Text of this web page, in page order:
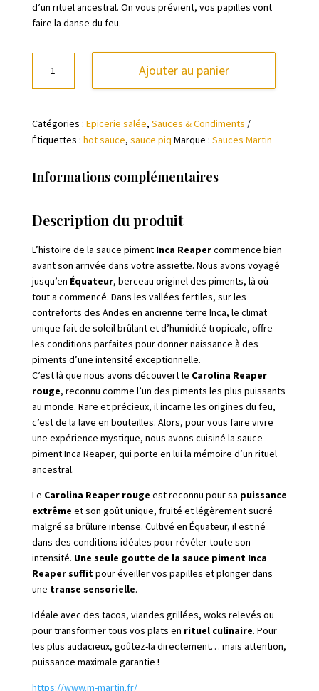
d’un rituel ancestral. On vous prévient, vos papilles vont
faire la danse du feu.
Sauce
Piment
-
Inca
11/12
Ajouter au panier
Catégories : Epicerie salée, Sauces & Condiments
Étiquettes : hot sauce, sauce piq Marque : Sauces Martin
Informations complémentaires
Description du produit
L’histoire de la sauce piment Inca Reapercommence bien
avant son arrivée dans votre assiette. Nous avons voyagé
jusqu’en Équateur, berceau originel des piments, là où
tout a commencé. Dans les vallées fertiles, sur les
contreforts des Andes en ancienne terre Inca, le climat
unique fait de soleil brûlant et d’humidité tropicale, offre
les conditions parfaites pour donner naissance à des
piments d’une intensité exceptionnelle.
C’est là que nous avons découvert le Carolina Reaper
rouge, reconnu comme l’un des piments les plus puissants
au monde. Rare et précieux, il incarne les origines du feu,
c’est de la lave en bouteilles. Alors, pour vous faire vivre
une expérience mystique, nous avons cuisiné la sauce
piment Inca Reaper, qui porte en lui la mémoire d’un rituel
ancestral.
Le Carolina Reaper rouge est reconnu pour sa puissance
extrême et son goût unique, fruité et légèrement sucré
malgré sa brûlure intense. Cultivé en Équateur, il est né
dans des conditions idéales pour révéler toute son
intensité. Une seule goutte de la sauce piment Inca
Reaper suffitpour éveiller vos papilles et plonger dans
une transe sensorielle.
Idéale avec des tacos, viandes grillées, woks relevés ou
pour transformer tous vos plats en rituel culinaire. Pour
les plus audacieux, goûtez-la directement… mais attention,
puissance maximale garantie !
https://www.m-martin.fr/